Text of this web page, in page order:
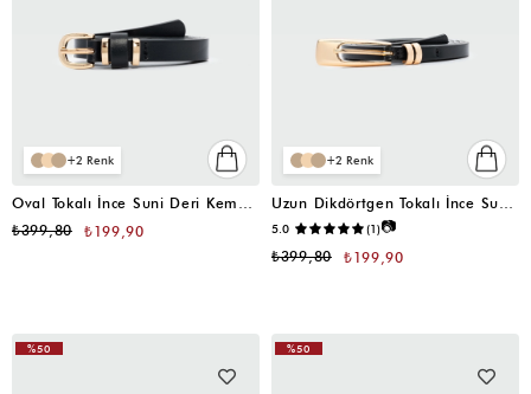
2
₺199,90
₺399,80
2
5.0 (1)📷
₺199,90
₺399,80
%50 %50